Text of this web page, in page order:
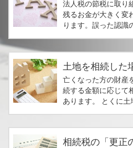
法人税の節税に取り
残るお金が大きく変
ります。誤った認
土地を相続した
亡くなった方の財産
続する金額に応じて
あります。 とくに
相続税の「更正